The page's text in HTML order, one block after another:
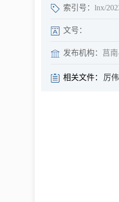
索引号： lnx/
文号：
发布机构： 莒
相关文件： 厉